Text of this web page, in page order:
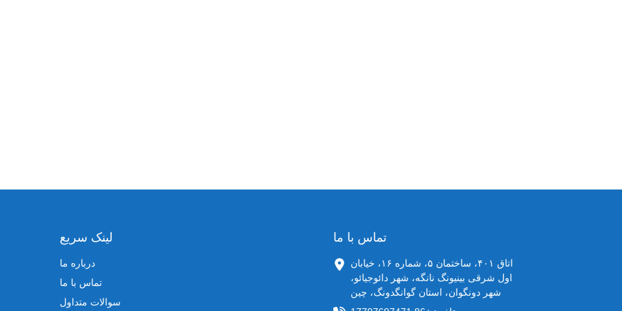
لینک سریع
درباره ما
تماس با ما
سوالات متداول
تماس با ما
اتاق ۴۰۱، ساختمان ۵، شماره ۱۶، خیابان
اول شرقی بینیونگ نانگه، شهر دائوجیائو،
شهر دونگوان، استان گوانگدونگ، چین